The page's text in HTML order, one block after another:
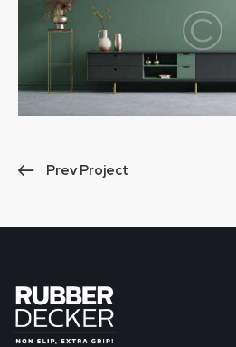
Prev Project